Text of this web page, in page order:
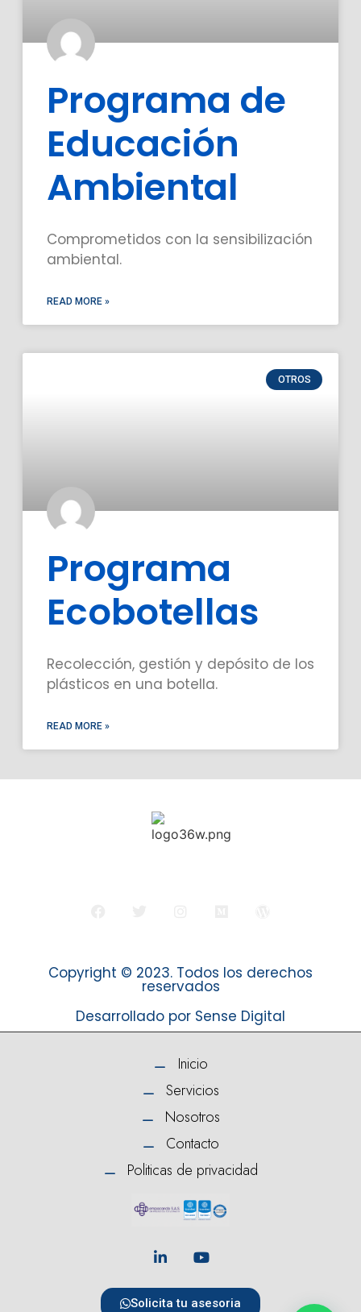
Programa de
Educación
Ambiental
Comprometidos con la sensibilización
ambiental.
READ MORE »
OTROS
Programa
Ecobotellas
Recolección, gestión y depósito de los
plásticos en una botella.
READ MORE »
Copyright © 2023. Todos los derechos
reservados
Desarrollado por Sense Digital
Inicio
Servicios
Nosotros
Contacto
Politicas de privacidad
Solicita tu asesoria